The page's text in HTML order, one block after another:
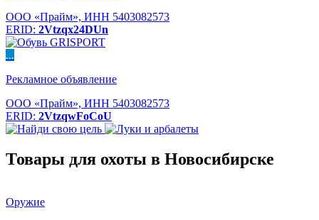
ООО «Прайм», ИНН 5403082573
ERID: 2Vtzqx24DUn
...
Рекламное объявление
ООО «Прайм», ИНН 5403082573
ERID: 2VtzqwFoCoU
Товары для охоты в Новосибирске
Оружие